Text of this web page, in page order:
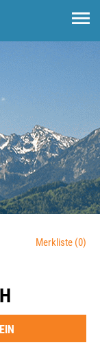
Merkliste (0)